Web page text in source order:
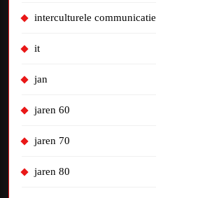
interculturele communicatie
it
jan
jaren 60
jaren 70
jaren 80